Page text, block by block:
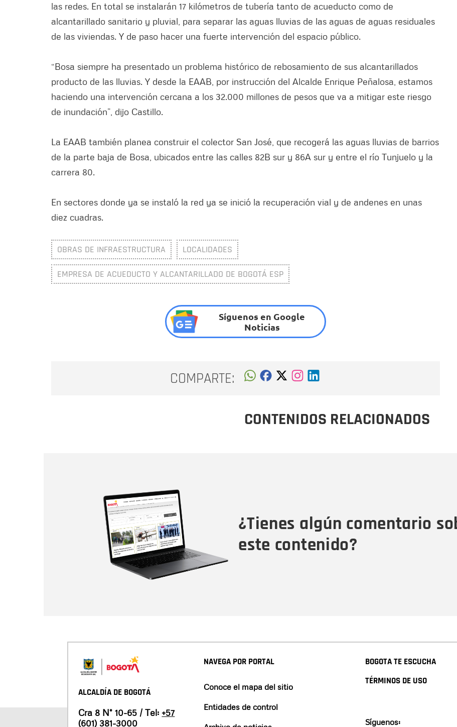
las redes. En total se instalarán 17 kilómetros de tubería tanto de acueducto como de
alcantarillado sanitario y pluvial, para separar las aguas lluvias de las aguas de aguas residuales
de las viviendas. Y de paso hacer una fuerte intervención del espacio público.
“Bosa siempre ha presentado un problema histórico de rebosamiento de sus alcantarillados
producto de las lluvias. Y desde la EAAB, por instrucción del Alcalde Enrique Peñalosa, estamos
haciendo una intervención cercana a los 32.000 millones de pesos que va a mitigar este riesgo
de inundación”, dijo Castillo.
La EAAB también planea construir el colector San José, que recogerá las aguas lluvias de barrios
de la parte baja de Bosa, ubicados entre las calles 82B sur y 86A sur y entre el río Tunjuelo y la
carrera 80.
En sectores donde ya se instaló la red ya se inició la recuperación vial y de andenes en unas
diez cuadras.
OBRAS DE INFRAESTRUCTURA LOCALIDADES
EMPRESA DE ACUEDUCTO Y ALCANTARILLADO DE BOGOTÁ ESP
Síguenos en Google
Noticias
COMPARTE:
CONTENIDOS RELACIONADOS
¿Tienes algún comentario
este contenido?
ALCALDÍA DE BOGOTÁ
Cra 8 N° 10-65 / Tel: +57
(601) 381-3000
NAVEGA POR PORTAL
Conoce el mapa del sitio
Entidades de control
BOGOTA TE ESCUCHA
TÉRMINOS DE USO
Síguenos: